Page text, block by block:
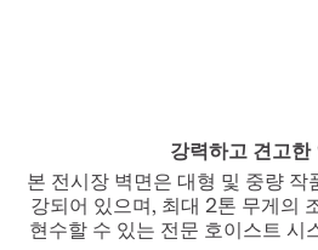
강력하고 견고한
본 전시장 벽면은 대형 및 중량 작
강되어 있으며, 최대 2톤 무게의
현수할 수 있는 전문 호이스트 시